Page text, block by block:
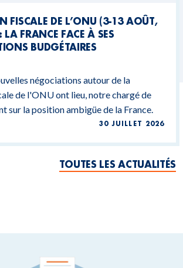
FISCALE DE L’ONU (3-13 AOÛT,
FRANCE FACE À SES
BUDGÉTAIRES
négociations autour de la
de l'ONU ont lieu, notre chargé de
sur la position ambigüe de la France.
30 JUILLET 2026
TOUTES LES ACTUALITÉS